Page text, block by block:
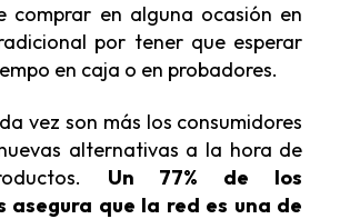
comprar en alguna ocasión en
por tener que esperar
en caja o en probadores.
vez son más los consumidores
alternativas a la hora de
Un 77% de los
asegura que la red es una de